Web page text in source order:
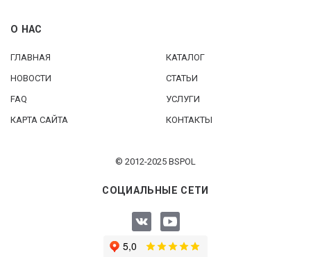
О НАС
ГЛАВНАЯ
КАТАЛОГ
НОВОСТИ
СТАТЬИ
FAQ
УСЛУГИ
КАРТА САЙТА
КОНТАКТЫ
© 2012-2025 BSPOL
СОЦИАЛЬНЫЕ СЕТИ